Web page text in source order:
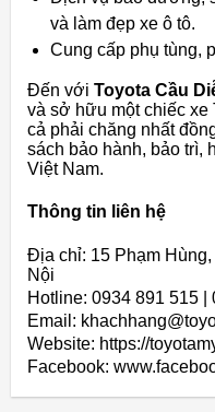
và làm đẹp xe ô tô.
Cung cấp phụ tùng,
Đến với Toyota Cầu
và sở hữu một chiếc xe
cả phải chăng nhất
sách bảo hành, bảo trì,
Việt Nam.
Thông tin liên hệ
Địa chỉ: 15 Phạm
Nội
Hotline: 0934 891 515 |
Email:
Website: https://
Facebook: